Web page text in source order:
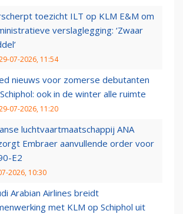
toezicht ILT op KLM E&M om
verslaglegging: ‘Zwaar
07-2026, 11:54
nieuws voor zomerse debutanten
ook in de winter alle ruimte
07-2026, 11:20
luchtvaartmaatschappij ANA
Embraer aanvullende order voor
E2
2026, 10:30
Arabian Airlines breidt
met KLM op Schiphol uit